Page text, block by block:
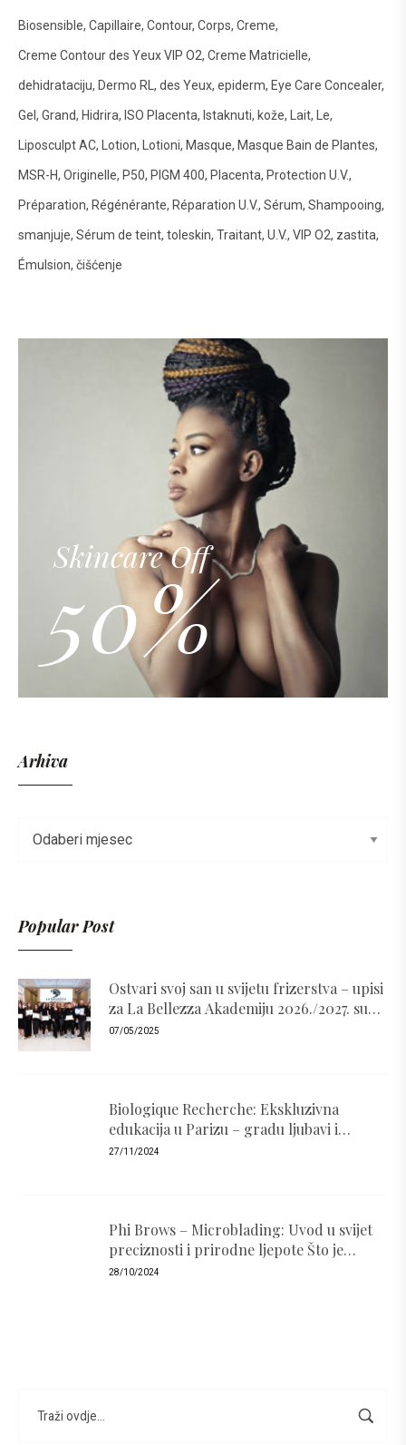
Biosensible Capillaire Contour Corps Creme
Creme Contour des Yeux VIP O2 Creme Matricielle
dehidrataciju Dermo RL des Yeux epiderm Eye Care Concealer
Gel Grand Hidrira ISO Placenta Istaknuti kože Lait Le
Liposculpt AC Lotion Lotioni Masque Masque Bain de Plantes
MSR-H Originelle P50 PIGM 400 Placenta Protection U.V.
Préparation Régénérante Réparation U.V. Sérum Shampooing
smanjuje Sérum de teint toleskin Traitant U.V. VIP O2 zastita
Émulsion čišćenje
Skincare Off
50%
Arhiva
Popular Post
Ostvari svoj san u svijetu frizerstva – upisi
za La Bellezza Akademiju 2026./2027. su
otvoreni!
07/05/2025
Biologique Recherche: Ekskluzivna
edukacija u Parizu – gradu ljubavi i
luksuza
27/11/2024
Phi Brows – Microblading: Uvod u svijet
preciznosti i prirodne ljepote Što je
PhiBrows i zašto je popularan ?
28/10/2024